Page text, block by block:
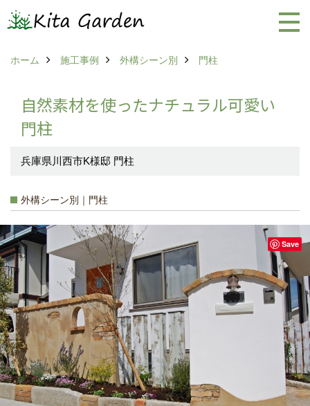
ホーム 施工事例 外構シーン別 門柱
自然素材を使ったナチュラル可愛い
門柱
兵庫県川西市K様邸 門柱
外構シーン別｜門柱
Save